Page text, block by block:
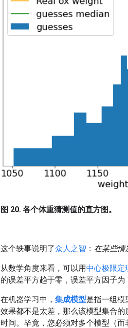
图 20. 各个体重猜测值的直方图。
这个轶事说明了众人之智 ： 在某些情
从数学角度来看，可以用中心极限定
的误差平方趋于零，误差平方因子
在机器学习中， 集成模型是指一组模
效果都不是太差，那么该模型集合
时间。毕竟，您必须对多个模型（而